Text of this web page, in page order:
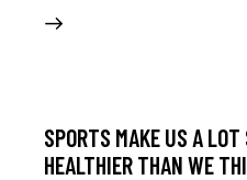
SPORTS MAKE US A LOT
HEALTHIER THAN WE